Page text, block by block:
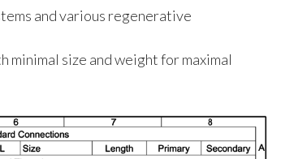
and various regenerative
size and weight for maximal